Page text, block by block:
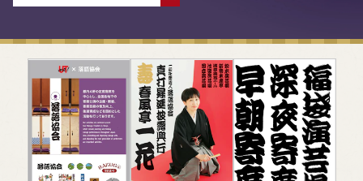
落語協会からのお知らせ